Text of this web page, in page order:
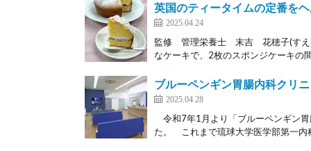
英国のティータイムの定番を
2025.04.24
監修 管理栄養士 末吉 花穂子(すえ
なケーキで、2枚のスポンジケーキの
ブルーペンギン胃腸内科クリ
2025.04.28
令和7年1月より「ブルーペンギン
た。 これまで琉球大学医学部第一内